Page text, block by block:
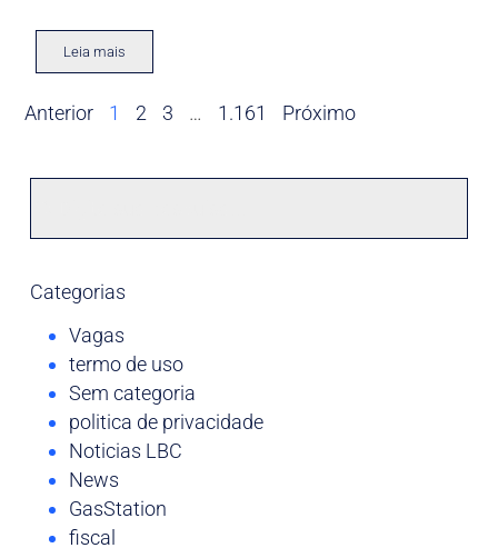
Leia mais
Anterior 1 2 3 … 1.161 Próximo
Categorias
Vagas
termo de uso
Sem categoria
politica de privacidade
Noticias LBC
News
GasStation
fiscal